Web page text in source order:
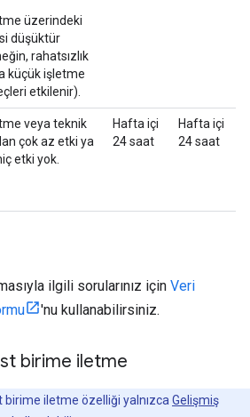
üzerindeki
düşüktür
rahatsızlık
küçük işletme
etkilenir).
veya teknik
çok az etki ya
etki yok.
Hafta içi
24 saat
Hafta içi
24 saat
ilgili sorularınız için Veri
'nu kullanabilirsiniz.
birime iletme
birime iletme özelliği yalnızca Gelişmiş